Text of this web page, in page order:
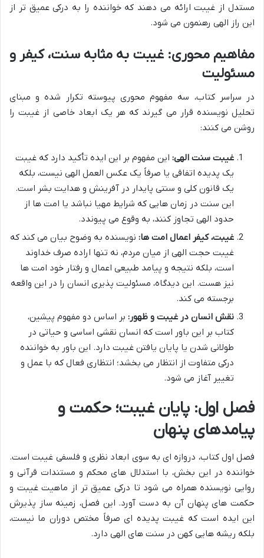
مستدل از غیبت ارائه می دهند که خواننده را به درکی عمیق تر از
این راز الهی رهنمون می شود.
مفاهیم محوری: غیبت به مثابه سنت، کیفر و
مسئولیت
در سراسر کتاب، سه مفهوم محوری پیوسته تکرار شده و مبنای
تحلیل نویسنده قرار می گیرند که هر یک ابعاد خاصی از غیبت را
روشن می کنند:
غیبت سنت الهی: این مفهوم بر این ایده تأکید دارد که غیبت
یک پدیده اتفاقی یا صرفاً یک عکس العمل الهی نیست، بلکه
یک قانون کلی و سنتی پایدار در آفرینش و هدایت بشر است.
این سنت در زمان هایی که شرایط مهیا نباشد یا امت ها از
حدود الهی تجاوز کنند، به وقوع می پیوندد.
غیبت، کیفر اعمال امت ها: نویسنده به وضوح بیان می کند که
غیبت حجت الهی از میان مردم، نه تنها اراده صرف خداوند
است، بلکه نتیجه و پیامد طبیعی اعمال و رفتار خود امت ها
نیز هست. این دیدگاه، مسئولیت پذیری انسان را در این واقعه
برجسته می کند.
نقش انسان در غیبت و ظهور: بر اساس دو مفهوم پیشین،
کتاب بر این باور است که انسان نقشی اساسی و حیاتی در
طولانی شدن یا پایان یافتن غیبت دارد. این باور به خواننده
درکی متفاوت از انتظار می بخشد؛ انتظاری فعال که با عمل و
تغییر آغاز می شود.
فصل اول: پایان غیبت؛ حکمت و
پیامدهای پنهان
فصل اول کتاب، دروازه ای به سوی ابعاد نظری و فلسفی غیبت است.
خواننده در این بخش، با استدلال های محکم و مستندات قرآنی و
روایی نویسنده همراه می شود تا درکی عمیق تر از ماهیت غیبت و
حکمت های پنهان آن به دست آورد. این فصل، زمینه ساز پذیرش
این ایده است که غیبت پدیده ای صرفاً مختص دوران ما نیست،
بلکه ریشه هایی کهن در سنت های الهی دارد.